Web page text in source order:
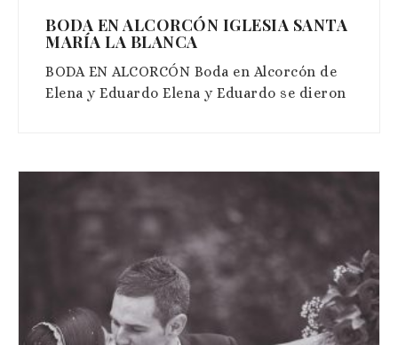
BODA EN ALCORCÓN IGLESIA SANTA
MARÍA LA BLANCA
BODA EN ALCORCÓN Boda en Alcorcón de
Elena y Eduardo Elena y Eduardo se dieron